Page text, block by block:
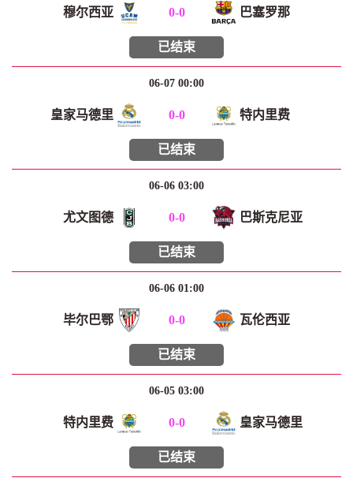
穆尔西亚 0-0 巴塞罗那
已结束
06-07 00:00
皇家马德里 0-0 特内里费
已结束
06-06 03:00
尤文图德 0-0 巴斯克尼亚
已结束
06-06 01:00
毕尔巴鄂 0-0 瓦伦西亚
已结束
06-05 03:00
特内里费 0-0 皇家马德里
已结束